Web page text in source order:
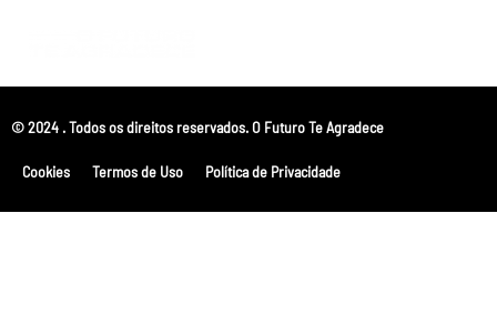
© 2024 . Todos os direitos reservados. O Futuro Te Agradece
Cookies Termos de Uso Política de Privacidade